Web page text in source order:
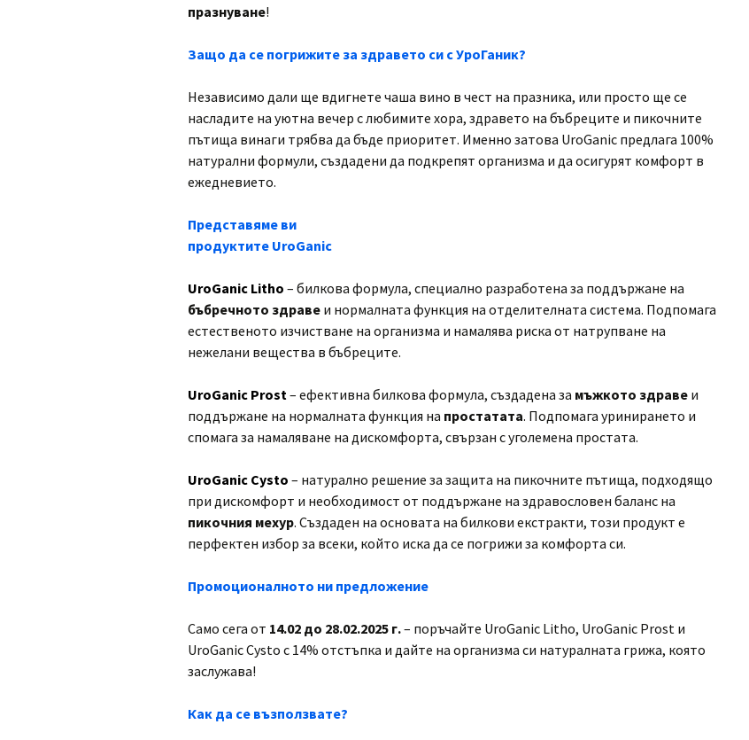
празнуване!
Защо да се погрижите за здравето си с УроГаник?
Независимо дали ще вдигнете чаша вино в чест на празника, или просто ще се
насладите на уютна вечер с любимите хора, здравето на бъбреците и пикочните
пътища винаги трябва да бъде приоритет. Именно затова UroGanic предлага 100%
натурални формули, създадени да подкрепят организма и да осигурят комфорт в
ежедневието.
Представяме ви
продуктите UroGanic
UroGanic Litho – билкова формула, специално разработена за поддържане на
бъбречното здраве и нормалната функция на отделителната система. Подпомага
естественото изчистване на организма и намалява риска от натрупване на
нежелани вещества в бъбреците.
UroGanic Prost– ефективна билкова формула, създадена за мъжкото здраве и
поддържане на нормалната функция на простатата. Подпомага уринирането и
спомага за намаляване на дискомфорта, свързан с уголемена простата.
UroGanic Cysto – натурално решение за защита на пикочните пътища, подходящо
при дискомфорт и необходимост от поддържане на здравословен баланс на
пикочния мехур. Създаден на основата на билкови екстракти, този продукт е
перфектен избор за всеки, който иска да се погрижи за комфорта си.
Промоционалното ни предложение
Само сега от 14.02 до 28.02.2025 г.– поръчайте UroGanic Litho, UroGanic Prost и
UroGanic Cysto с 14% отстъпка и дайте на организма си натуралната грижа, която
заслужава!
Как да се възползвате?